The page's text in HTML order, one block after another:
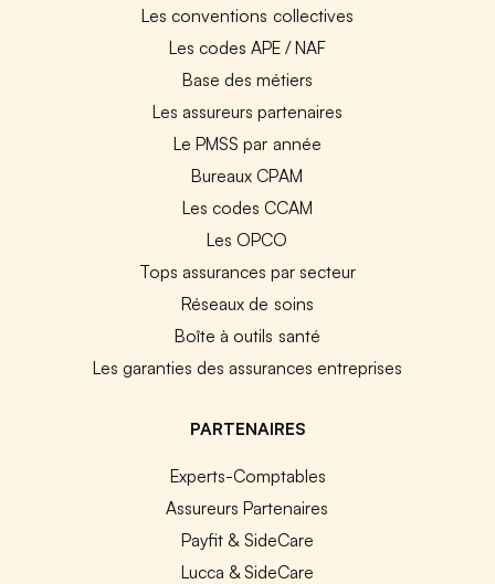
Les conventions collectives
Les codes APE / NAF
Base des métiers
Les assureurs partenaires
Le PMSS par année
Bureaux CPAM
Les codes CCAM
Les OPCO
Tops assurances par secteur
Réseaux de soins
Boîte à outils santé
Les garanties des assurances entreprises
PARTENAIRES
Experts-Comptables
Assureurs Partenaires
Payfit & SideCare
Lucca & SideCare